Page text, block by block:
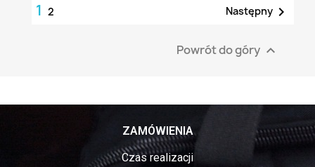
1 2 Następny 
Powrót do góry 
ZAMÓWIENIA
Czas realizacji